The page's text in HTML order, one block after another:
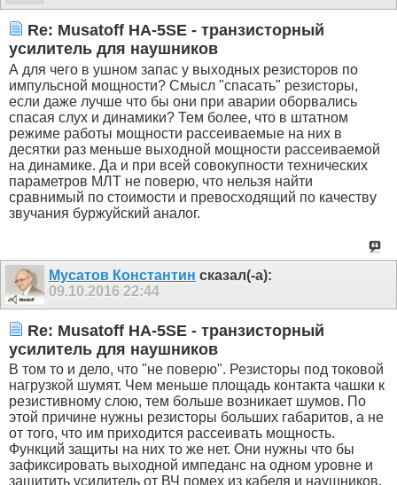
Re: Musatoff HA-5SE - транзисторный
усилитель для наушников
А для чего в ушном запас у выходных резисторов по
импульсной мощности? Смысл "спасать" резисторы,
если даже лучше что бы они при аварии оборвались
спасая слух и динамики? Тем более, что в штатном
режиме работы мощности рассеиваемые на них в
десятки раз меньше выходной мощности рассеиваемой
на динамике. Да и при всей совокупности технических
параметров МЛТ не поверю, что нельзя найти
сравнимый по стоимости и превосходящий по качеству
звучания буржуйский аналог.
Мусатов Константин сказал(-а):
09.10.2016 22:44
Re: Musatoff HA-5SE - транзисторный
усилитель для наушников
В том то и дело, что "не поверю". Резисторы под токовой
нагрузкой шумят. Чем меньше площадь контакта чашки к
резистивному слою, тем больше возникает шумов. По
этой причине нужны резисторы больших габаритов, а не
от того, что им приходится рассеивать мощность.
Функций защиты на них то же нет. Они нужны что бы
зафиксировать выходной импеданс на одном уровне и
защитить усилитель от ВЧ помех из кабеля и наушников.